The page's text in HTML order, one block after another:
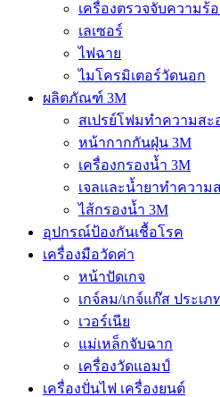
เครื่องตรวจจับความร้
เลเซอร์
ไฟฉาย
ไมโครมิเตอร์วัดนอก
ผลิตภัณฑ์ 3M
สเปรย์โฟมทำความสะ
หน้ากากกันฝุ่น 3M
เครื่องกรองน้ำ 3M
เจลและน้ำยาทำความ
ไส้กรองน้ำ 3M
อุปกรณ์ป้องกันเชื้อโรค
เครื่องมือวัดค่า
หน้าปัดเกจ
เกจ์ลม/เกจ์แก๊ส ประเภ
เวอร์เนีย
แม่เหล็กจับฉาก
เครื่องวัดแอมป์
เครื่องปั่นไฟ เครื่องยนต์